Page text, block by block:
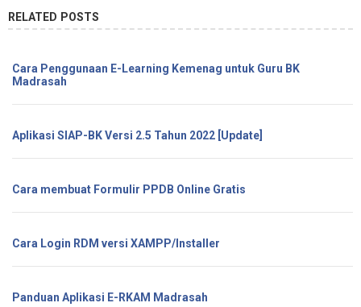
RELATED POSTS
Cara Penggunaan E-Learning Kemenag untuk Guru BK
Madrasah
Aplikasi SIAP-BK Versi 2.5 Tahun 2022 [Update]
Cara membuat Formulir PPDB Online Gratis
Cara Login RDM versi XAMPP/Installer
Panduan Aplikasi E-RKAM Madrasah